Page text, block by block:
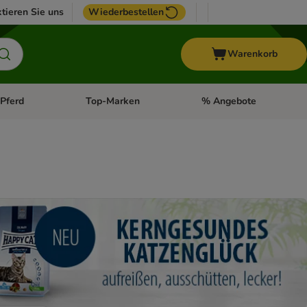
Sie uns Wiederbestellen
Warenkorb
Fisch Menü öffnen: Vogel
Pferd Kategorie-Menü öffnen: Pferd
Top-Marken Kategorie-Menü öffnen:
% Angebote